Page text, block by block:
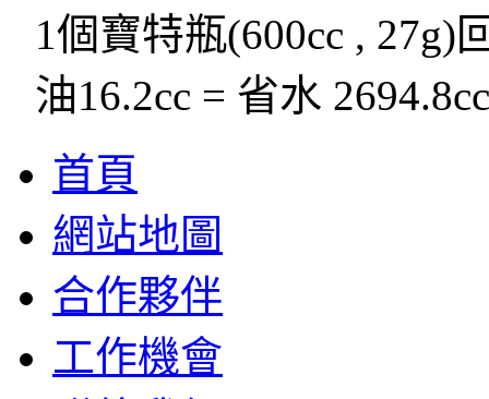
1個寶特瓶(600cc , 27g)
油16.2cc = 省水
首頁
網站地圖
合作夥伴
工作機會